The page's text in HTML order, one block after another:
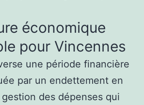
économique
pour Vincennes
une période financière
par un endettement en
des dépenses qui